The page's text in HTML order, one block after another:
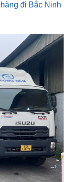
đi Bắc Ninh